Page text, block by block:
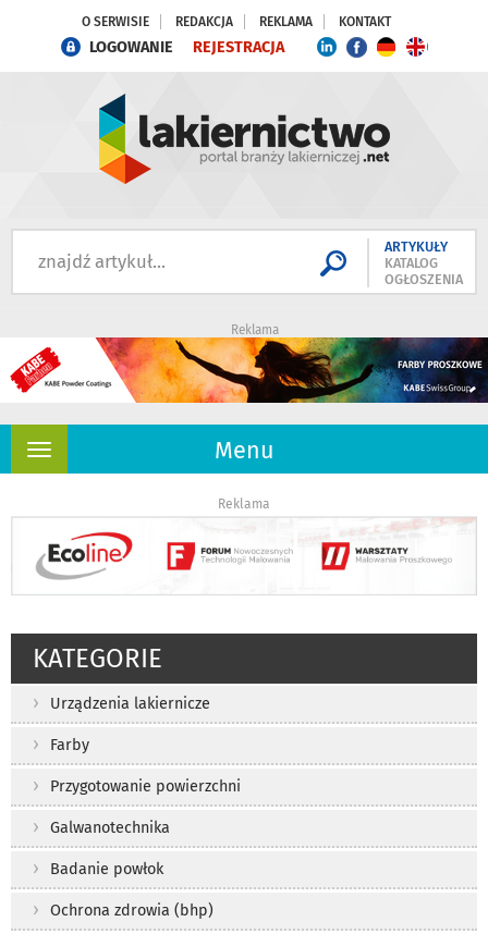
O SERWISIE REDAKCJA REKLAMA KONTAKT
LOGOWANIE REJESTRACJA
ARTYKUŁY
KATALOG
OGŁOSZENIA
Reklama
Menu
Rozwiń
Reklama
KATEGORIE
Urządzenia lakiernicze
Farby
Przygotowanie powierzchni
Galwanotechnika
Badanie powłok
Ochrona zdrowia (bhp)